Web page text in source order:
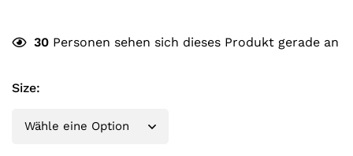
30 Personen sehen sich dieses Produkt gerade an
Size: